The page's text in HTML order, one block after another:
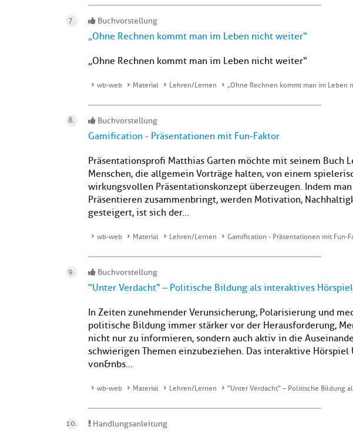
Buchvorstellung
„Ohne Rechnen kommt man im Leben nicht weiter“
„Ohne Rechnen kommt man im Leben nicht weiter“
wb-web Material Lehren/Lernen „Ohne Rechnen kommt man im Leben
Buchvorstellung
Gamification - Präsentationen mit Fun-Faktor
Präsentationsprofi Matthias Garten möchte mit seinem Buch
Menschen, die allgemein Vorträge halten, von einem
wirkungsvollen Präsentationskonzept überzeugen. Indem
Präsentieren zusammenbringt, werden Motivation,
gesteigert, ist sich der...
wb-web Material Lehren/Lernen Gamification - Präsentationen mit Fun-
Buchvorstellung
"Unter Verdacht" – Politische Bildung als interaktives Hörspiel
In Zeiten zunehmender Verunsicherung, Polarisierung und
politische Bildung immer stärker vor der Herausforderung,
nicht nur zu informieren, sondern auch aktiv in die
schwierigen Themen einzubeziehen. Das interaktive
von&nbs...
wb-web Material Lehren/Lernen "Unter Verdacht" – Politische Bildung
Handlungsanleitung